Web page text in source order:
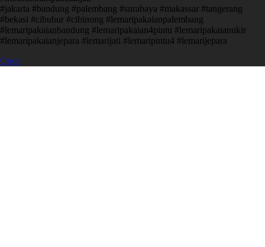
#jakarta #bandung #palembang #surabaya #makassar #tangerang
#bekasi #cibubur #cibinong #lemaripakaianpalembang
#lemaripakaianbandung #lemaripakaian4pintu #lemaripakaianukir
#lemaripakaianjepara #lemarijati #lemaripintu4 #lemarijepara
Open